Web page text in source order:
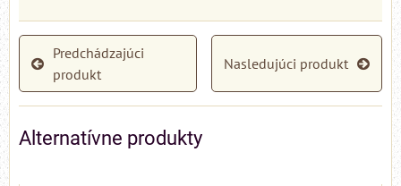
Predchádzajúci
produkt
Nasledujúci produkt
Alternatívne produkty